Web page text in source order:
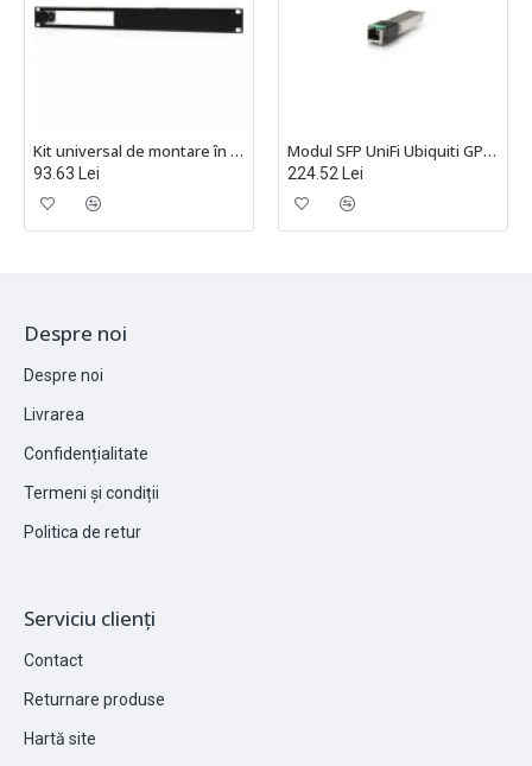
Kit universal de montare în rack EdgeMAX Ubiquiti - ER-RMKIT
93.63 Lei
Modul SFP UniFi Ubiquiti GPON single-mode 1 Gbps 20km SC/APC, UF-Instant
224.52 Lei
Despre noi
Despre noi
Livrarea
Confidențialitate
Termeni și condiții
Politica de retur
Serviciu clienți
Contact
Returnare produse
Hartă site